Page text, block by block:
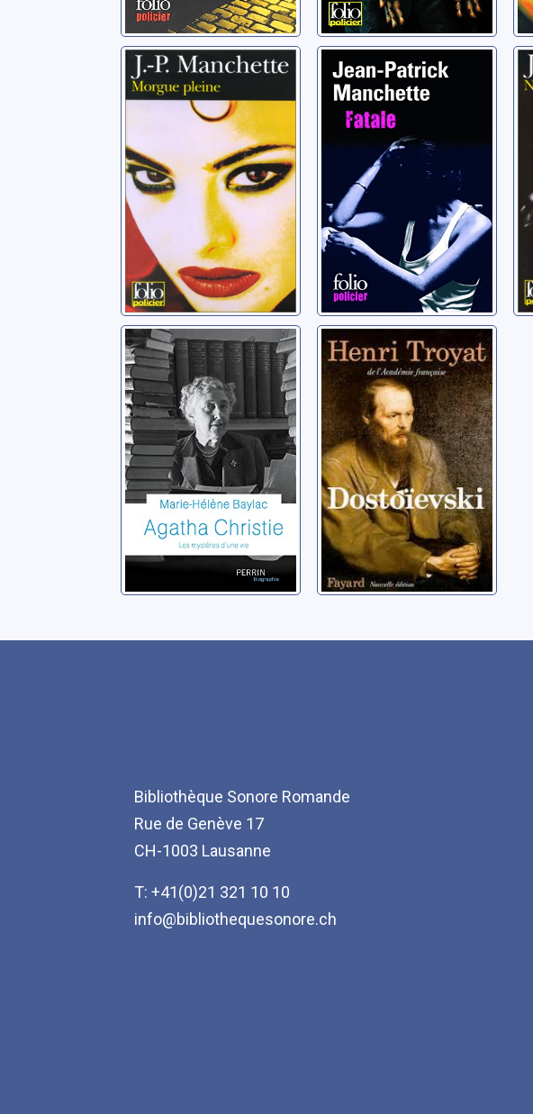
Morgue pleine
Manchette, Jean-
Fatale
Manchette, Jean-
Patrick
Agatha Christie:
les mystères
d'une vie
Baylac, Marie-Hélène
Dostoïevski
Troyat, Henri
Bibliothèque Sonore Romande
Rue de Genève 17
CH-1003 Lausanne
T: +41(0)21 321 10 10
info@bibliothequesonore.ch